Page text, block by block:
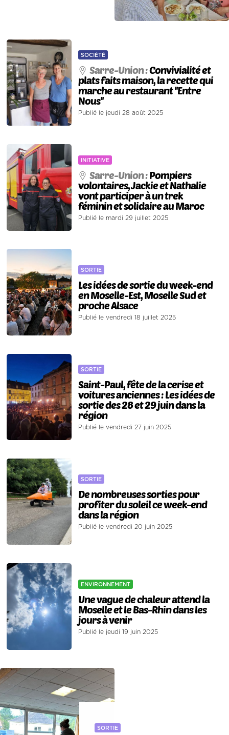
SOCIÉTÉ
Sarre-Union :Convivialité et
plats faits maison, la recette qui
marche au restaurant ''Entre
Nous''
Publié le jeudi 28 août 2025
INITIATIVE
Sarre-Union :Pompiers
volontaires, Jackie et Nathalie
vont participer à un trek
féminin et solidaire au Maroc
Publié le mardi 29 juillet 2025
SORTIE
Les idées de sortie du week-end
en Moselle-Est, Moselle Sud et
proche Alsace
Publié le vendredi 18 juillet 2025
SORTIE
Saint-Paul, fête de la cerise et
voitures anciennes : Les idées de
sortie des 28 et 29 juin dans la
région
Publié le vendredi 27 juin 2025
SORTIE
De nombreuses sorties pour
profiter du soleil ce week-end
dans la région
Publié le vendredi 20 juin 2025
ENVIRONNEMENT
Une vague de chaleur attend la
Moselle et le Bas-Rhin dans les
jours à venir
Publié le jeudi 19 juin 2025
SORTIE